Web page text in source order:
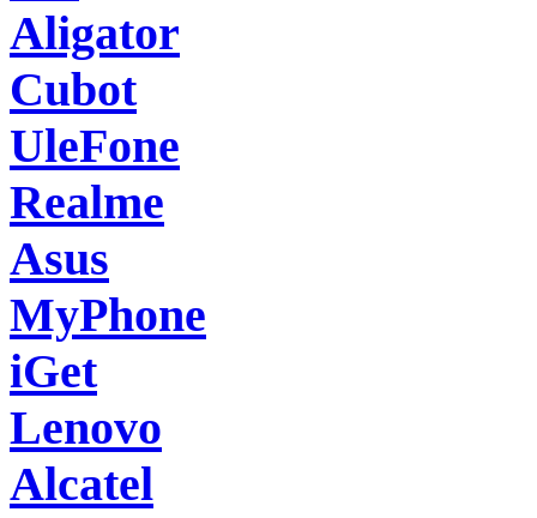
Aligator
Cubot
UleFone
Realme
Asus
MyPhone
iGet
Lenovo
Alcatel